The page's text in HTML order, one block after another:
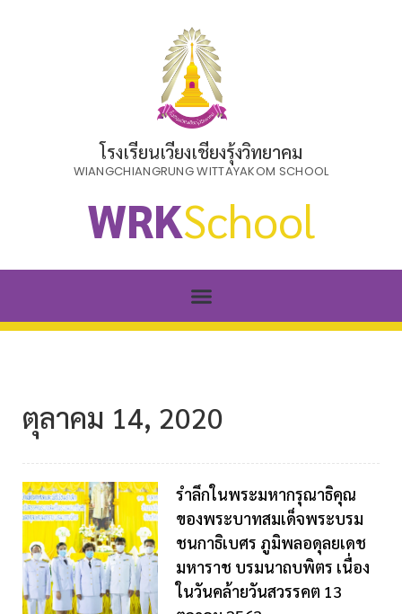
โรงเรียนเวียงเชียงรุ้งวิทยาคม
WIANGCHIANGRUNG WITTAYAKOM SCHOOL
WRKSchool
ตุลาคม 14, 2020
รำลึกในพระมหากรุณาธิคุณ
ของพระบาทสมเด็จพระบรม
ชนกาธิเบศร ภูมิพลอดุลยเดช
มหาราช บรมนาถบพิตร เนื่อง
ในวันคล้ายวันสวรรคต 13